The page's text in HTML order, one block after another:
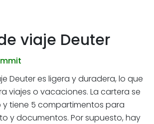
viaje Deuter
Deuter es ligera y duradera, lo que
viajes o vacaciones. La cartera se
y tiene 5 compartimentos para
y documentos. Por supuesto, hay